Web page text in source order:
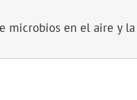
microbios en el aire y